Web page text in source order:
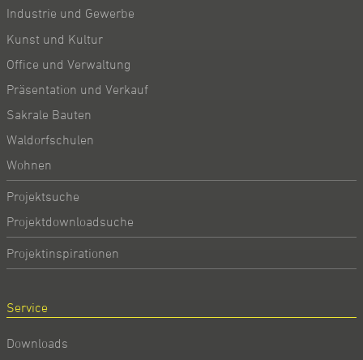
Industrie und Gewerbe
Kunst und Kultur
Office und Verwaltung
Präsentation und Verkauf
Sakrale Bauten
Waldorfschulen
Wohnen
Projektsuche
Projektdownloadsuche
Projektinspirationen
Service
Downloads